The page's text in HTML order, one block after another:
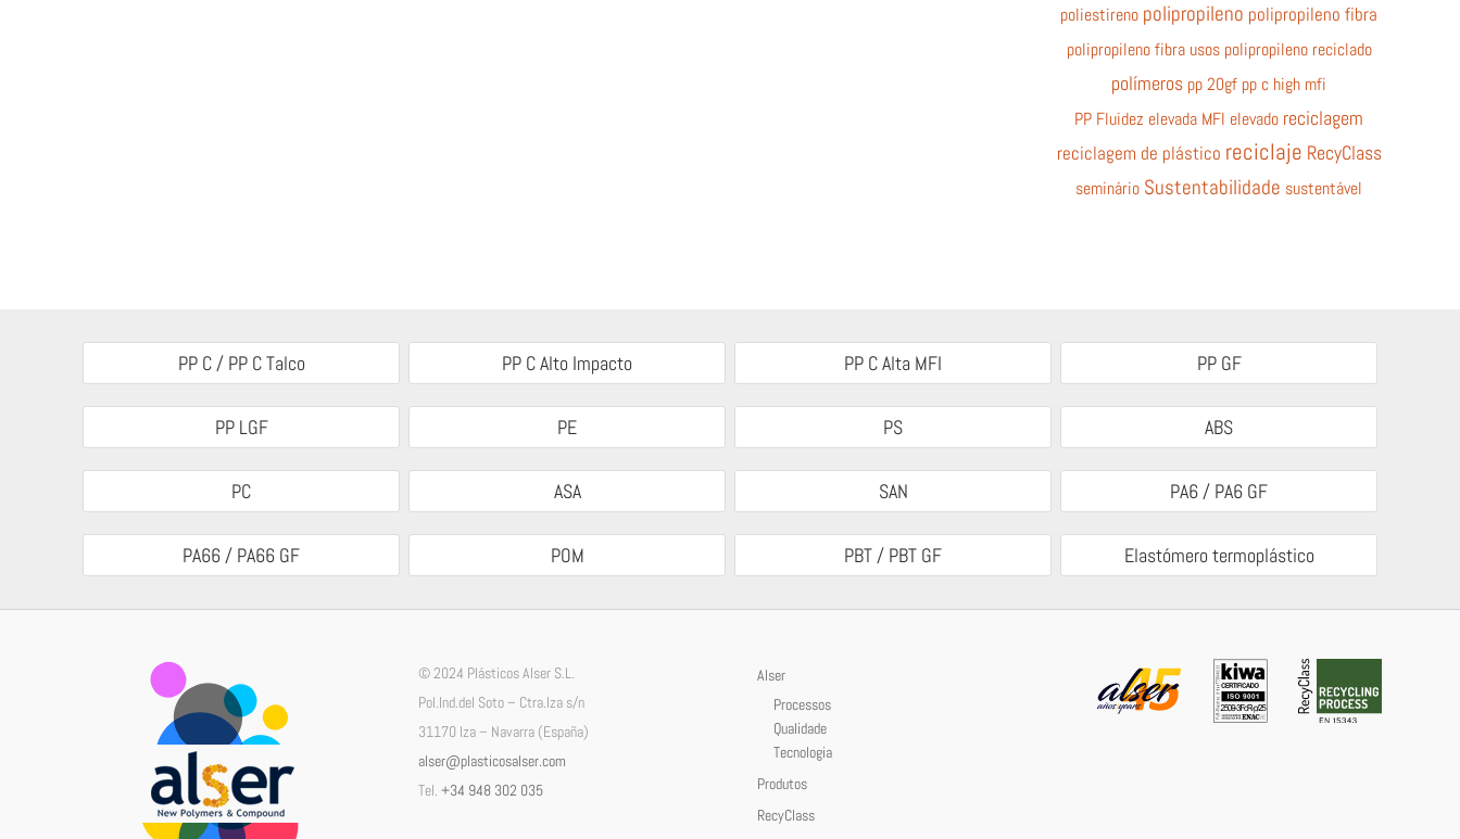
poliestireno polipropileno polipropileno fibra
polipropileno fibra usos polipropileno reciclado
polímeros pp 20gf pp c high mfi
PP Fluidez elevada MFI elevado reciclagem
reciclagem de plástico reciclaje RecyClass
seminário Sustentabilidade sustentável
PP C / PP C Talco PP C Alto Impacto PP C Alta MFI PP GF
PP LGF PE PS ABS
PC ASA SAN PA6 / PA6 GF
PA66 / PA66 GF POM PBT / PBT GF Elastómero termoplástico
© 2024 Plásticos Alser S.L.
Pol.Ind.del Soto – Ctra.Iza s/n
31170 Iza – Navarra (España)
alser@plasticosalser.com
Tel. +34 948 302 035
Alser
Processos
Qualidade
Tecnologia
Produtos
RecyClass